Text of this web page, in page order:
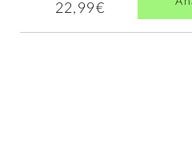
22,99€